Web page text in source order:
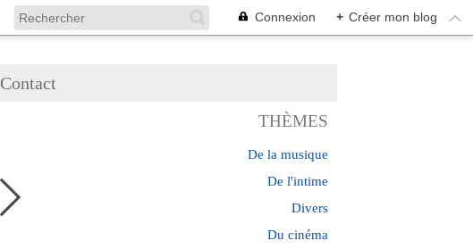
Connexion + Créer mon blog
Contact
THÈMES
De la musique
De l'intime
Divers
Du cinéma